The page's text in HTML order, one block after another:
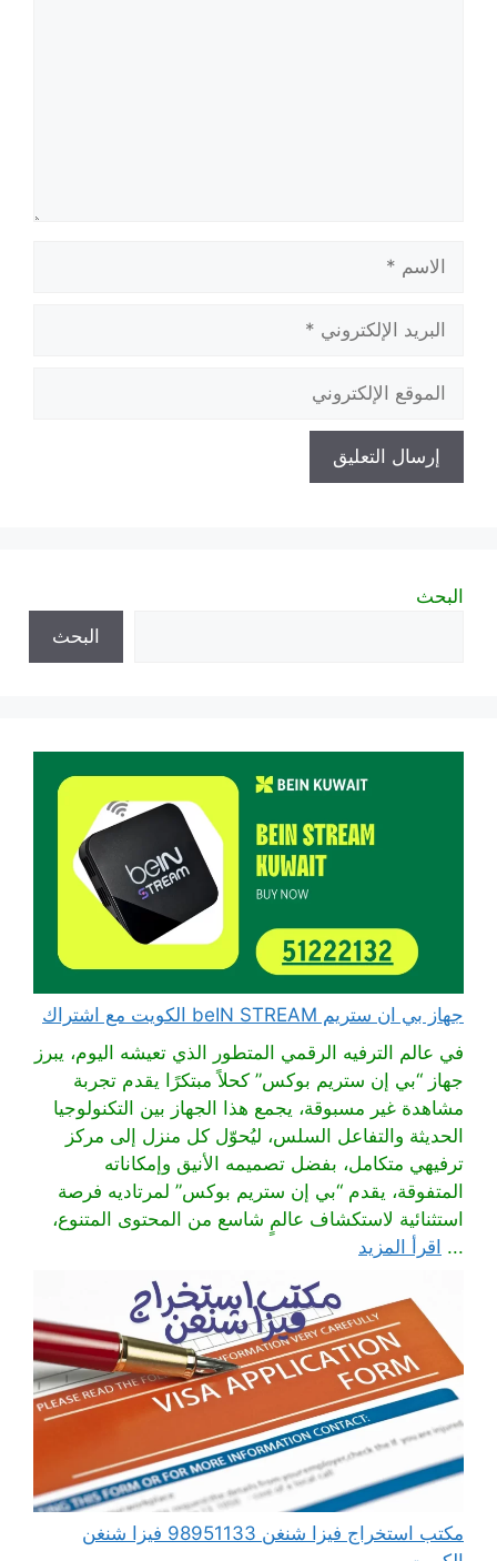
الإلكتروني
الإلكتروني
البحث
البحث
جهاز بي ان ستريم beIN STREAM الكويت مع اشتراك
في عالم الترفيه الرقمي المتطور الذي تعيشه اليوم، يبرز
جهاز “بي إن ستريم بوكس” كحلاً مبتكرًا يقدم تجربة
مشاهدة غير مسبوقة، يجمع هذا الجهاز بين التكنولوجيا
الحديثة والتفاعل السلس، ليُحوّل كل منزل إلى مركز
ترفيهي متكامل، بفضل تصميمه الأنيق وإمكاناته
المتفوقة، يقدم “بي إن ستريم بوكس” لمرتاديه فرصة
استثنائية لاستكشاف عالمٍ شاسع من المحتوى المتنوع،
... اقرأ المزيد
مكتب استخراج فيزا شنغن 98951133 فيزا شنغن